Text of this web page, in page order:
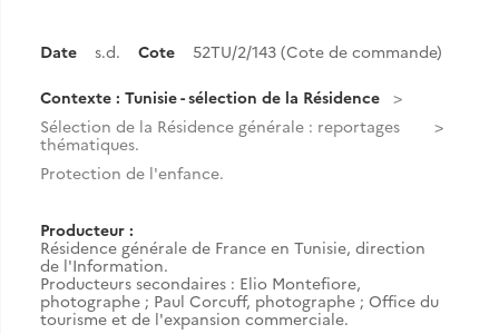
Date s.d. Cote 52TU/2/143 (Cote de commande)
Contexte : Tunisie - sélection de la Résidence
Sélection de la Résidence générale : reportages
thématiques.
Protection de l'enfance.
Producteur :
Résidence générale de France en Tunisie, direction
de l'Information.
Producteurs secondaires : Elio Montefiore,
photographe ; Paul Corcuff, photographe ; Office du
tourisme et de l'expansion commerciale.